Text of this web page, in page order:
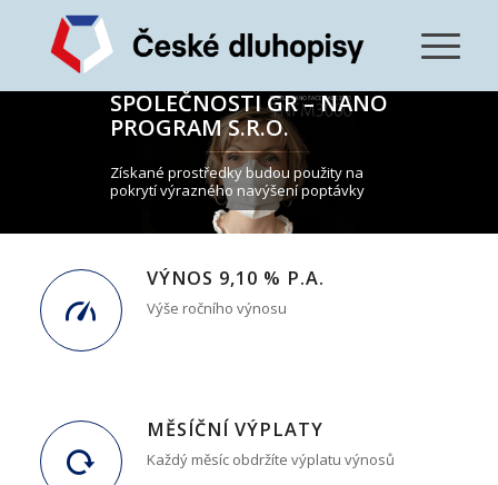
DLUHOPISOVÁ
SPOLEČNOSTI GR – NANO
PROGRAM S.R.O.
Získané prostředky budou použity na
pokrytí výrazného navýšení poptávky
VÝNOS 9,10 % P.A.
Výše ročního výnosu
MĚSÍČNÍ VÝPLATY
Každý měsíc obdržíte výplatu výnosů